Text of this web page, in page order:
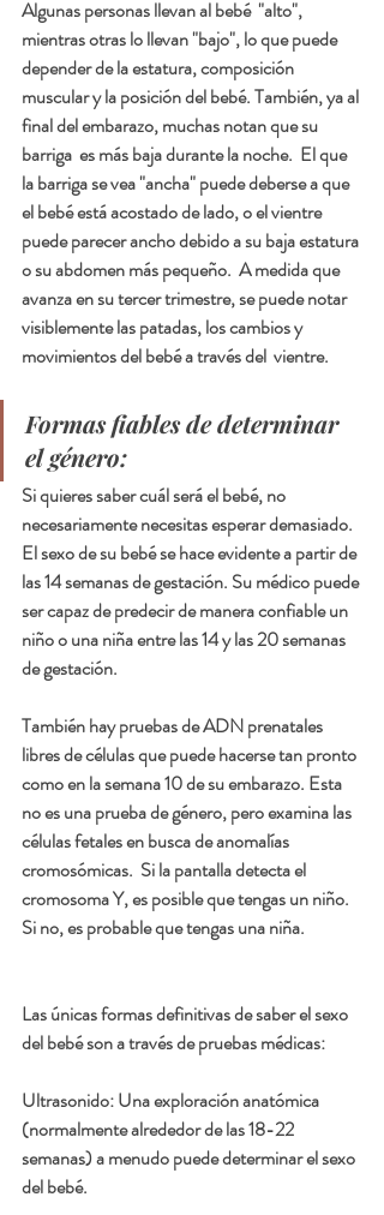
Algunas personas llevan al bebé  "alto",
mientras otras lo llevan "bajo", lo que puede
depender de la estatura, composición
muscular y la posición del bebé. También, ya al
final del embarazo, muchas notan que su
barriga  es más baja durante la noche.  El que
la barriga se vea "ancha" puede deberse a que
el bebé está acostado de lado, o el vientre
puede parecer ancho debido a su baja estatura
o su abdomen más pequeño.  A medida que
avanza en su tercer trimestre, se puede notar
visiblemente las patadas, los cambios y
movimientos del bebé a través del  vientre.
Formas fiables de determinar
el género:
Si quieres saber cuál será el bebé, no
necesariamente necesitas esperar demasiado.
El sexo de su bebé se hace evidente a partir de
las 14 semanas de gestación. Su médico puede
ser capaz de predecir de manera confiable un
niño o una niña entre las 14 y las 20 semanas
de gestación.
También hay pruebas de ADN prenatales
libres de células que puede hacerse tan pronto
como en la semana 10 de su embarazo. Esta
no es una prueba de género, pero examina las
células fetales en busca de anomalías
cromosómicas.  Si la pantalla detecta el
cromosoma Y, es posible que tengas un niño.
Si no, es probable que tengas una niña.
Las únicas formas definitivas de saber el sexo
del bebé son a través de pruebas médicas:
Ultrasonido: Una exploración anatómica
(normalmente alrededor de las 18-22
semanas) a menudo puede determinar el sexo
del bebé.